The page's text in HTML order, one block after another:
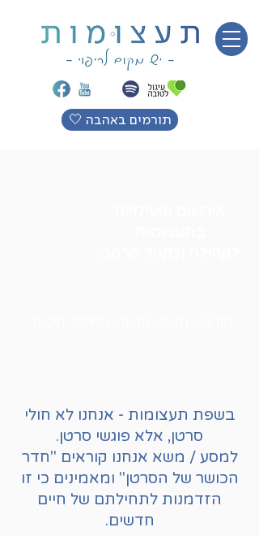
🤍 תורמים באהבה
בשפת תעצומות - אנחנו לא חולי
סרטן, אלא פוגשי סרטן.
למסע / משא אנחנו קוראים "חדר
הכושר של הסרטן" ומאמינים כי זו
הזדמנות לתחילתם של חיים
חדשים.